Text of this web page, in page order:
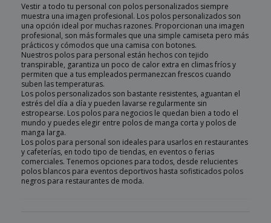
Vestir a todo tu personal con polos personalizados siempre
muestra una imagen profesional. Los polos personalizados son
una opción ideal por muchas razones. Proporcionan una imagen
profesional, son más formales que una simple camiseta pero más
prácticos y cómodos que una camisa con botones.
Nuestros polos para personal están hechos con tejido
transpirable, garantiza un poco de calor extra en climas fríos y
permiten que a tus empleados permanezcan frescos cuando
suben las temperaturas.
Los polos personalizados son bastante resistentes, aguantan el
estrés del día a día y pueden lavarse regularmente sin
estropearse. Los polos para negocios le quedan bien a todo el
mundo y puedes elegir entre polos de manga corta y polos de
manga larga.
Los polos para personal son ideales para usarlos en restaurantes
y cafeterías, en todo tipo de tiendas, en eventos o ferias
comerciales. Tenemos opciones para todos, desde relucientes
polos blancos para eventos deportivos hasta sofisticados polos
negros para restaurantes de moda.